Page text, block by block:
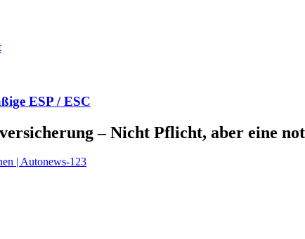
ESP / ESC
– Nicht Pflicht, aber eine
| Autonews-123